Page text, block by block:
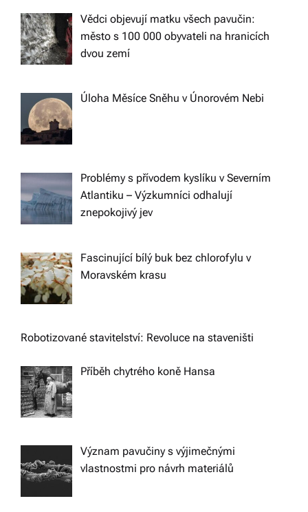
Vědci objevují matku všech pavučin:
město s 100 000 obyvateli na hranicích
dvou zemí
Úloha Měsíce Sněhu v Únorovém Nebi
Problémy s přívodem kyslíku v Severním
Atlantiku – Výzkumníci odhalují
znepokojivý jev
Fascinující bílý buk bez chlorofylu v
Moravském krasu
Robotizované stavitelství: Revoluce na staveništi
Příběh chytrého koně Hansa
Význam pavučiny s výjimečnými
vlastnostmi pro návrh materiálů